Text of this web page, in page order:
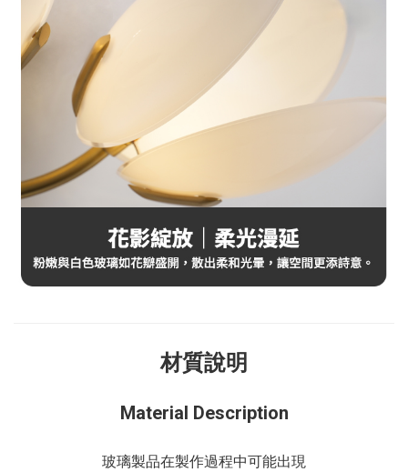
材質說明
Material Description
玻璃製品在製作過程中可能出現